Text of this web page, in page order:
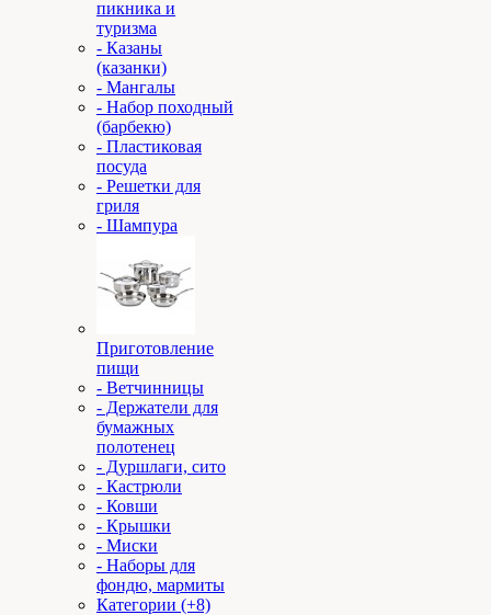
пикника и
туризма
- Казаны
(казанки)
- Мангалы
- Набор походный
(барбекю)
- Пластиковая
посуда
- Решетки для
гриля
- Шампура
Приготовление
пищи
- Ветчинницы
- Держатели для
бумажных
полотенец
- Дуршлаги, сито
- Кастрюли
- Ковши
- Крышки
- Миски
- Наборы для
фондю, мармиты
Категории (+8)